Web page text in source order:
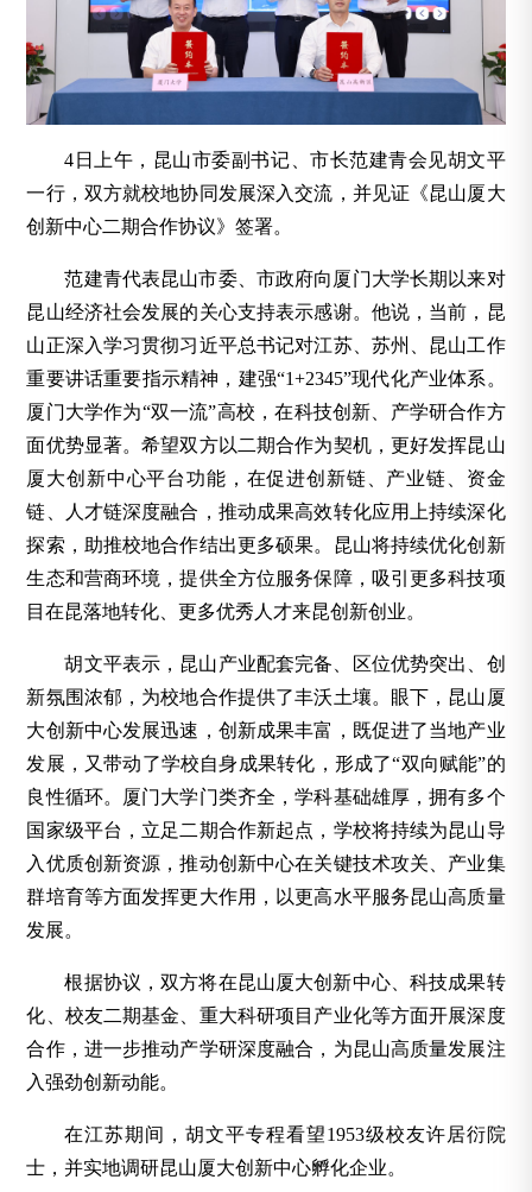
4日上午，昆山市委副书记、市长范建青会见胡文平
一行，双方就校地协同发展深入交流，并见证《昆山厦大
创新中心二期合作协议》签署。
范建青代表昆山市委、市政府向厦门大学长期以来对
昆山经济社会发展的关心支持表示感谢。他说，当前，昆
山正深入学习贯彻习近平总书记对江苏、苏州、昆山工作
重要讲话重要指示精神，建强“1+2345”现代化产业体系。
厦门大学作为“双一流”高校，在科技创新、产学研合作方
面优势显著。希望双方以二期合作为契机，更好发挥昆山
厦大创新中心平台功能，在促进创新链、产业链、资金
链、人才链深度融合，推动成果高效转化应用上持续深化
探索，助推校地合作结出更多硕果。昆山将持续优化创新
生态和营商环境，提供全方位服务保障，吸引更多科技项
目在昆落地转化、更多优秀人才来昆创新创业。
胡文平表示，昆山产业配套完备、区位优势突出、创
新氛围浓郁，为校地合作提供了丰沃土壤。眼下，昆山厦
大创新中心发展迅速，创新成果丰富，既促进了当地产业
发展，又带动了学校自身成果转化，形成了“双向赋能”的
良性循环。厦门大学门类齐全，学科基础雄厚，拥有多个
国家级平台，立足二期合作新起点，学校将持续为昆山导
入优质创新资源，推动创新中心在关键技术攻关、产业集
群培育等方面发挥更大作用，以更高水平服务昆山高质量
发展。
根据协议，双方将在昆山厦大创新中心、科技成果转
化、校友二期基金、重大科研项目产业化等方面开展深度
合作，进一步推动产学研深度融合，为昆山高质量发展注
入强劲创新动能。
在江苏期间，胡文平专程看望1953级校友许居衍院
士，并实地调研昆山厦大创新中心孵化企业。